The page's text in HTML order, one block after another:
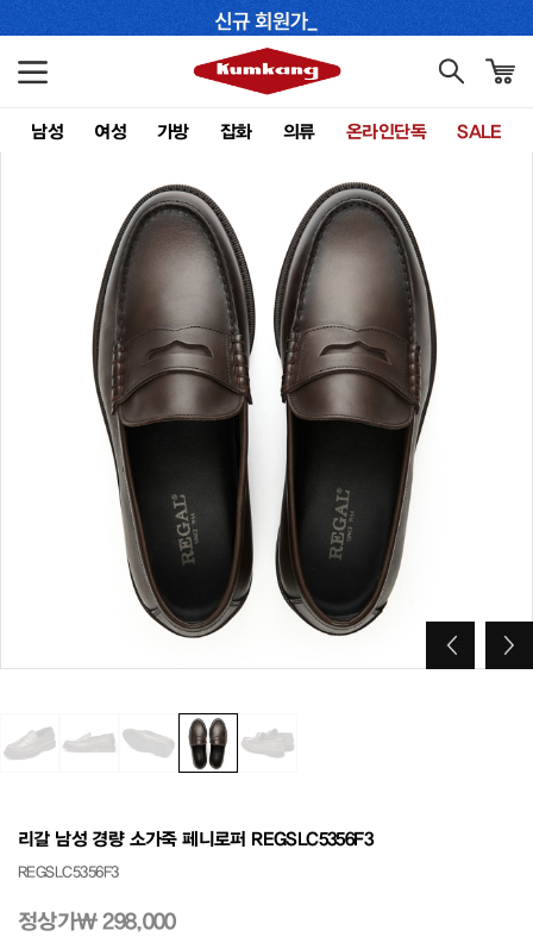
남성 여성 가방 잡화 의류 온라인단독 SALE
리갈 남성 경량 소가죽 페니로퍼 REGSLC5356F3
REGSLC5356F3
정상가₩ 298,000